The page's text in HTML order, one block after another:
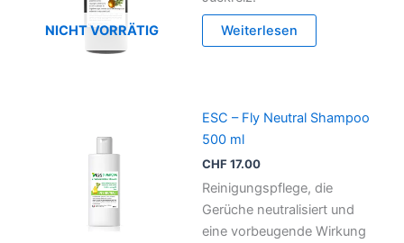
NICHT VORRÄTIG Weiterlesen
ESC – Fly Neutral Shampoo
500 ml
CHF17.00
Reinigungspflege, die
Gerüche neutralisiert und
eine vorbeugende Wirkung